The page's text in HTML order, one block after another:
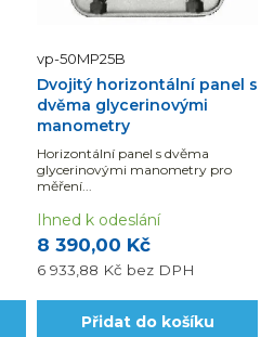
vp-50MP25B
Dvojitý horizontální panel s
dvěma glycerinovými
manometry
Horizontální panel s dvěma
glycerinovými manometry pro
měření...
8 390,00 Kč
6 933,88 Kč bez DPH
Ihned k odeslání
Přidat do košíku